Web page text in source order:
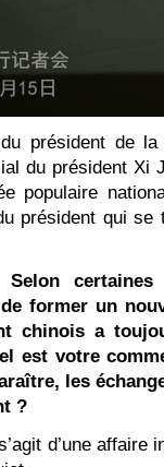
président de
du président Xi
populaire
président qui
former un
chinois a
est votre
les
?
d’une affaire